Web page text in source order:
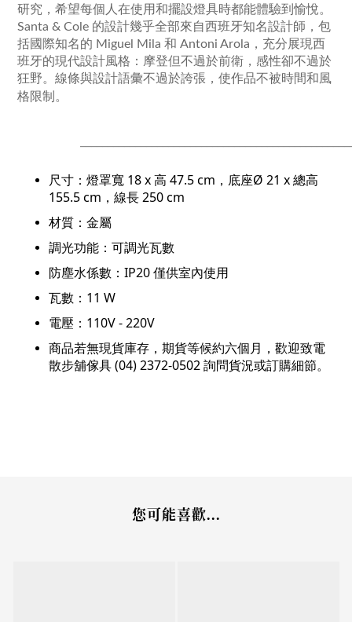
研究，希望每個人在使用和擺設燈具時都能體驗到愉悅。
Santa & Cole 的設計幾乎全部來自西班牙知名設計師，包
括國際知名的 Miguel Mila 和 Antoni Arola，充分展現西
班牙的現代設計風格：摩登但不過於前衛，感性卻不過於
狂野。線條與設計語彙不過於誇張，使作品不被時間和風
格限制。
尺寸：燈罩寬 18 x 高 47.5 cm，底座Ø 21 x 總高
155.5 cm，線長 250 cm
材質：金屬
調光功能：可調光瓦數
防塵水係數：IP20 僅供室內使用
瓦數：11 W
電壓：110V - 220V
商品若無現貨庫存，期貨等候約六個月，歡迎致電
散步舖傢具 (04) 2372-0502 詢問貨況或訂購細節。
您可能喜歡...